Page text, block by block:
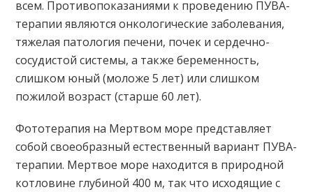
всем. Противопоказаниями к проведению ПУВА-
терапии являются онкологические заболевания,
тяжелая патология печени, почек и сердечно-
сосудистой системы, а также беременность,
слишком юный (моложе 5 лет) или слишком
пожилой возраст (старше 60 лет).
Фототерапия на Мертвом море представляет
собой своеобразный естественный вариант ПУВА-
терапии. Мертвое море находится в природной
котловине глубиной 400 м, так что исходящие с